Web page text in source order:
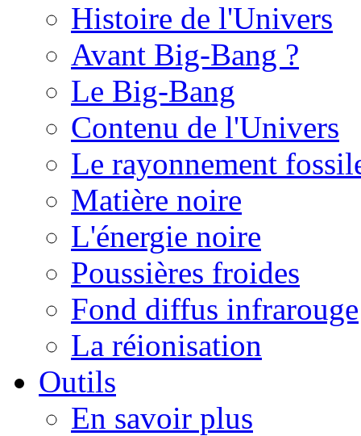
Histoire de l'Univers
Avant Big-Bang ?
Le Big-Bang
Contenu de l'Univers
Le rayonnement
Matière noire
L'énergie noire
Poussières froides
Fond diffus infrarouge
La réionisation
Outils
En savoir plus